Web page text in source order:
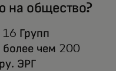
на общество?
Групп
более чем 200
ЭРГ